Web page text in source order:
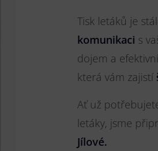
Tisk letáků je
komunikaci s
dojem a
která vám zajistí
Ať už
letáky, jsme
Jílové.